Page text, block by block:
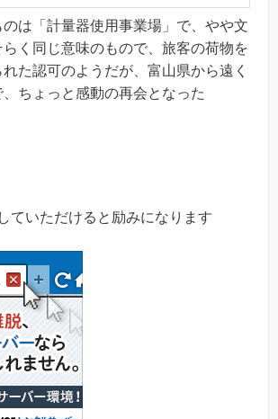
のは「計量器使用事業場」で、やや文
く同じ意味のもので、旅客の荷物を
た認可のようだが、富山県から遠く
ちょっと感動の再会となった
ていただけると励みになります